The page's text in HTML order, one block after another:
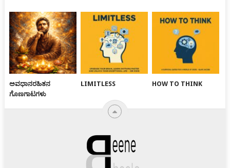
ಅವಧಾನರಹಿತನ
ಗೊಣಗಾಟಗಳು
LIMITLESS HOW TO THINK